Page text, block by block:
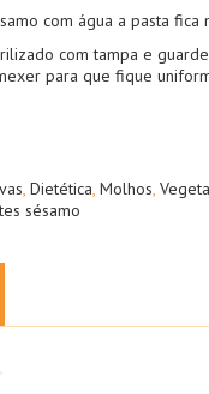
com água a pasta fica
com tampa e
para que fique
, Dietética, Molhos,
sésamo